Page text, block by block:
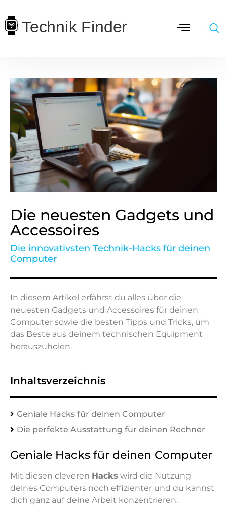
Die neuesten Gadgets und
Accessoires
Die innovativsten Technik-Hacks für deinen
Computer
In diesem Artikel erfährst du alles über die
neuesten Gadgets und Accessoires für deinen
Computer sowie die besten Tipps und Tricks, um
das Beste aus deinem technischen Equipment
herauszuholen.
Inhaltsverzeichnis
Geniale Hacks für deinen Computer
Die perfekte Ausstattung für deinen Rechner
Geniale Hacks für deinen Computer
Mit diesen cleveren Hacks wird die Nutzung
deines Computers noch effizienter und du kannst
dich ganz auf deine Arbeit konzentrieren.